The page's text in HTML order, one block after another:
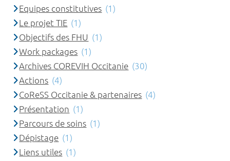
Equipes constitutives (1)
Le projet TIE (1)
Objectifs des FHU (1)
Work packages (1)
Archives COREVIH Occitanie (30)
Actions (4)
CoReSS Occitanie & partenaires (4)
Présentation (1)
Parcours de soins (1)
Dépistage (1)
Liens utiles (1)